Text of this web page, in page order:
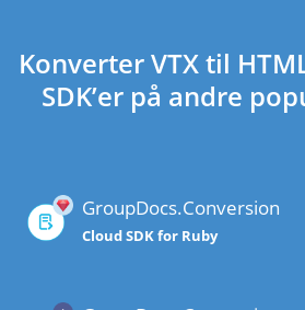
Konverter VTX til
SDK’er på andre
GroupDocs.Conversion
Cloud SDK for Ruby